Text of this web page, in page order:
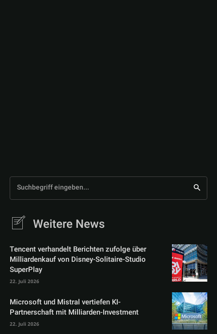
Suchbegriff eingeben...
Weitere News
Tencent verhandelt Berichten zufolge über
Milliardenkauf von Disney-Solitaire-Studio
SuperPlay
22. Juli 2026
Microsoft und Mistral vertiefen KI-
Partnerschaft mit Milliarden-Investment
22. Juli 2026